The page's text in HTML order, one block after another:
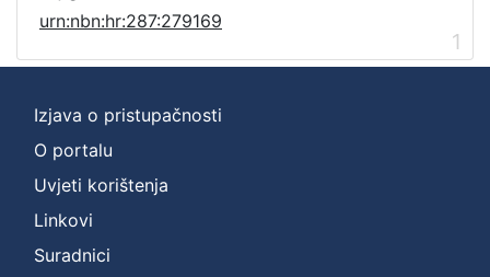
urn:nbn:hr:287:279169
1
Izjava o pristupačnosti
O portalu
Uvjeti korištenja
Linkovi
Suradnici